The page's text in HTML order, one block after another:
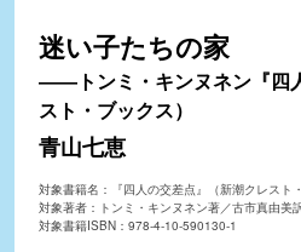
迷い子たちの家
――トンミ・キンヌネン『四
スト・ブックス）
青山七恵
対象書籍名：『四人の交差点』（新潮クレスト
対象著者：トンミ・キンヌネン著／古市真由美
対象書籍ISBN：978-4-10-590130-1